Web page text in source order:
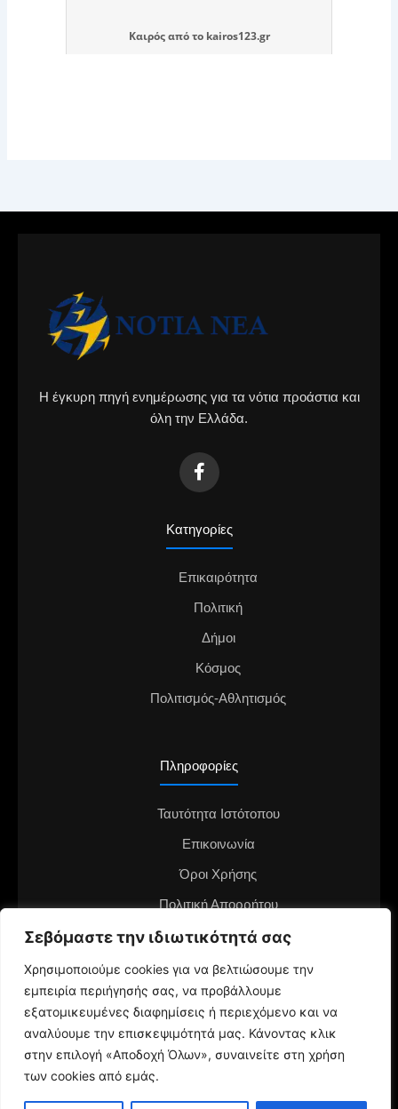
Σεβόμαστε την ιδιωτικότητά σας
Χρησιμοποιούμε cookies για να βελτιώσουμε την
εμπειρία περιήγησής σας, να προβάλλουμε
εξατομικευμένες διαφημίσεις ή περιεχόμενο και να
αναλύουμε την επισκεψιμότητά μας. Κάνοντας κλικ
στην επιλογή «Αποδοχή Όλων», συναινείτε στη χρήση
των cookies από εμάς.
Καιρόςαπό το kairos123.gr
Η έγκυρη πηγή ενημέρωσης για τα νότια προάστια και
όλη την Ελλάδα.
Κατηγορίες
Επικαιρότητα
Πολιτική
Δήμοι
Κόσμος
Πολιτισμός-Αθλητισμός
Πληροφορίες
Ταυτότητα Ιστότοπου
Επικοινωνία
Όροι Χρήσης
Πολιτική Απορρήτου
Διαφημιστείτε στο notianea.gr
Γίνε ο ανταποκριτής στην περιοχή σου
© 2024 NotiaNea.gr | Maintained by